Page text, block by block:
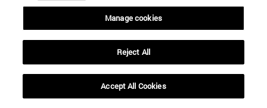
Manage cookies
Reject All
Accept All Cookies